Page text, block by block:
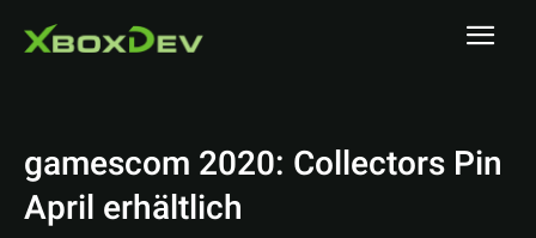
gamescom 2020: Collectors Pin
April erhältlich